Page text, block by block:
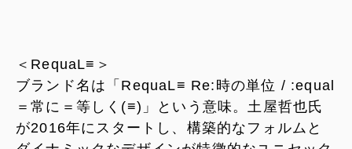
＜RequaL≡＞
ブランド名は「RequaL≡ Re:時の単位 / :equal
＝常に＝等しく(≡)」という意味。土屋哲也氏
が2016年にスタートし、構築的なフォルムと